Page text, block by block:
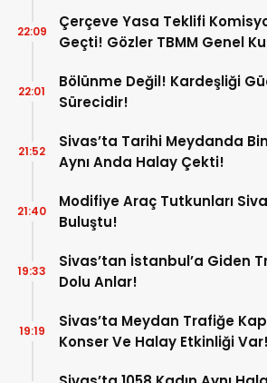
Çerçeve Yasa Teklifi
Geçti! Gözler TBMM Genel
22:09
Bölünme Değil! Kardeşliği
Sürecidir!
22:01
Sivas’ta Tarihi Meydanda
Aynı Anda Halay Çekti!
21:52
Modifiye Araç Tutkunları
Buluştu!
21:40
Sivas’tan İstanbul’a Giden
Dolu Anlar!
19:33
Sivas’ta Meydan Trafiğe
Konser Ve Halay Etkinliği Var!
19:19